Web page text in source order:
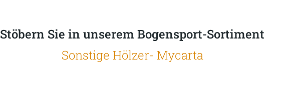
Stöbern Sie in unserem Bogensport-Sortiment
Sonstige Hölzer- Mycarta